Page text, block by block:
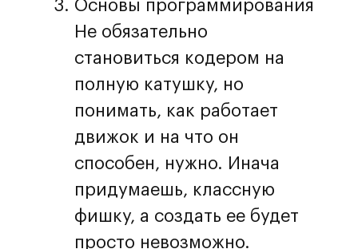
Основы программирования
Не обязательно
становиться кодером на
полную катушку, но
понимать, как работает
движок и на что он
способен, нужно. Инача
придумаешь, классную
фишку, а создать ее будет
просто невозможно.